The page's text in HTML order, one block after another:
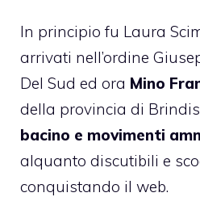
In principio fu Laura
arrivati nell’ordine
Del Sud ed ora Mino
della provincia di
bacino e movimenti
alquanto discutibili e
conquistando il web.